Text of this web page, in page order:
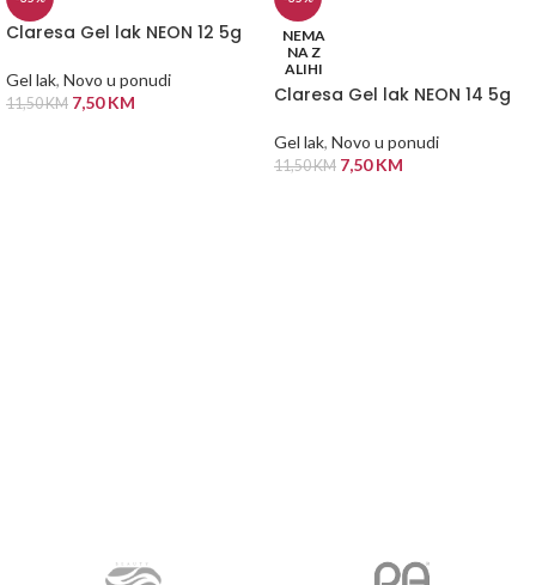
Claresa Gel lak NEON 12 5g
Gel lak, Novo u ponudi
11,50KM 7,50KM
NEMA
NA Z
ALIHI
Claresa Gel lak NEON 14 5g
Gel lak, Novo u ponudi
11,50KM 7,50KM